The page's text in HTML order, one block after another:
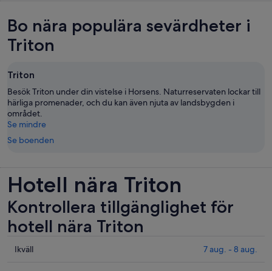
Bo nära populära sevärdheter i
Triton
Triton
Besök Triton under din vistelse i Horsens. Naturreservaten lockar till
härliga promenader, och du kan även njuta av landsbygden i
området.
Se mindre
Se boenden
Hotell nära Triton
Kontrollera tillgänglighet för
hotell nära Triton
Se
Ikväll 7 aug. - 8 aug.